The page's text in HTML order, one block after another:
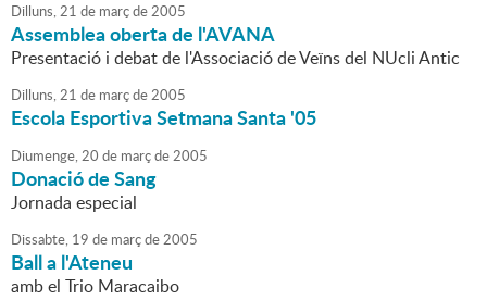
Dilluns,21 de marçde2005
Assemblea oberta de l'AVANA
Presentació i debat de l'Associació de Veïns del NUcli Antic
Dilluns,21 de marçde2005
Escola Esportiva Setmana Santa '05
Diumenge,20 de marçde2005
Donació de Sang
Jornada especial
Dissabte, 19 de marçde2005
Ball a l'Ateneu
amb el Trio Maracaibo